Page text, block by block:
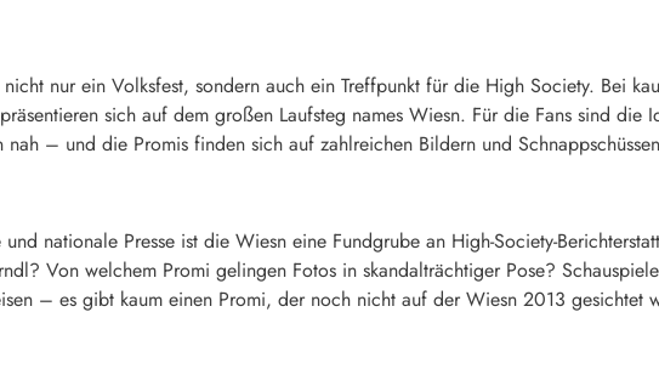
nur ein Volksfest, sondern auch ein Treffpunkt für die High Society. Bei
sich auf dem großen Laufsteg names Wiesn. Für die Fans sind
– und die Promis finden sich auf zahlreichen Bildern und
nationale Presse ist die Wiesn eine Fundgrube an High-Society-
Von welchem Promi gelingen Fotos in skandalträchtiger Pose?
– es gibt kaum einen Promi, der noch nicht auf der Wiesn 2013 gesichtet